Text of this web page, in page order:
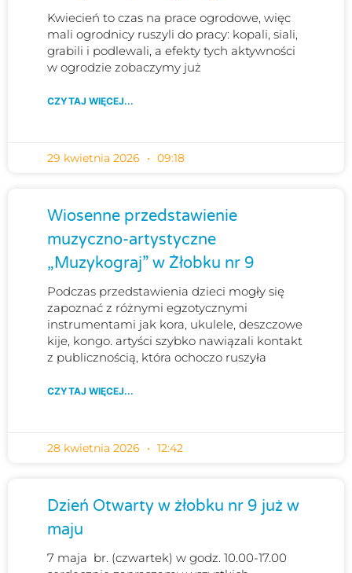
Kwiecień to czas na prace ogrodowe, więc
mali ogrodnicy ruszyli do pracy: kopali, siali,
grabili i podlewali, a efekty tych aktywności
w ogrodzie zobaczymy już
CZYTAJ WIĘCEJ...
29 kwietnia 2026 09:18
Wiosenne przedstawienie
muzyczno-artystyczne
„Muzykograj” w Żłobku nr 9
Podczas przedstawienia dzieci mogły się
zapoznać z różnymi egzotycznymi
instrumentami jak kora, ukulele, deszczowe
kije, kongo. artyści szybko nawiązali kontakt
z publicznością, która ochoczo ruszyła
CZYTAJ WIĘCEJ...
28 kwietnia 2026 12:42
Dzień Otwarty w żłobku nr 9 już w
maju
7 maja br. (czwartek) w godz. 10.00-17.00